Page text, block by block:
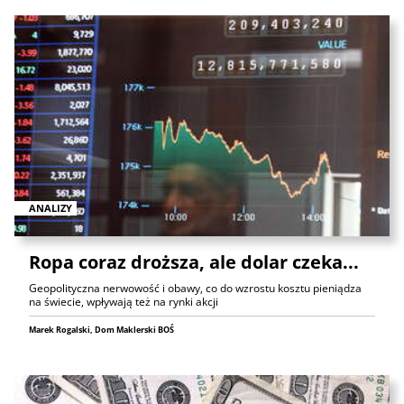
ANALIZY
Ropa coraz droższa, ale dolar czeka...
Geopolityczna nerwowość i obawy, co do wzrostu kosztu pieniądza
na świecie, wpływają też na rynki akcji
Marek Rogalski, Dom Maklerski BOŚ